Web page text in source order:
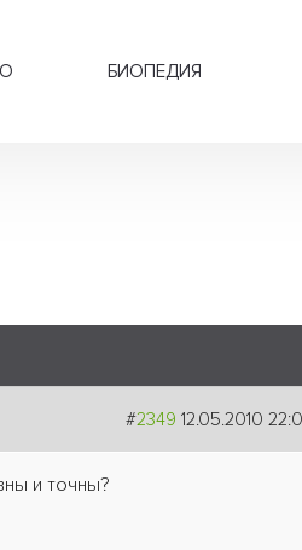
БИОПЕДИЯ
#2349 12.05.2010
и точны?